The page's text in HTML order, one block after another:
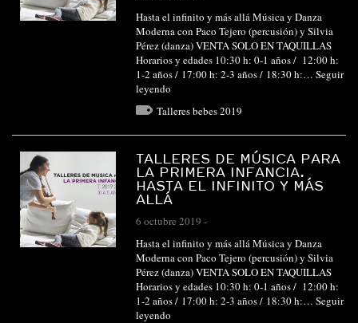
Hasta el infinito y más allá Música y Danza
Moderna con Paco Tejero (percusión) y Silvia
Pérez (danza) VENTA SOLO EN TAQUILLAS
Horarios y edades 10:30 h: 0-1 años / 12:00 h:
1-2 años / 17:00 h: 2-3 años / 18:30 h:… Seguir
leyendo
Talleres bebes 2019
TALLERES DE MÚSICA PARA
LA PRIMERA INFANCIA.
HASTA EL INFINITO Y MÁS
ALLÁ
6 octubre 2019 -
Hasta el infinito y más allá Música y Danza
Moderna con Paco Tejero (percusión) y Silvia
Pérez (danza) VENTA SOLO EN TAQUILLAS
Horarios y edades 10:30 h: 0-1 años / 12:00 h:
1-2 años / 17:00 h: 2-3 años / 18:30 h:… Seguir
leyendo